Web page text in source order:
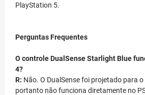
PlayStation 5.
Perguntas Frequentes
O controle DualSense Starlight Blue
4?
R: Não. O DualSense foi projetado para
portanto não funciona diretamente no